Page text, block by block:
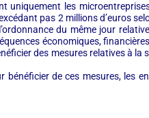
uniquement les
pas 2 millions d’euros
du même jour
économiques,
des mesures relatives à la
de ces mesures, les